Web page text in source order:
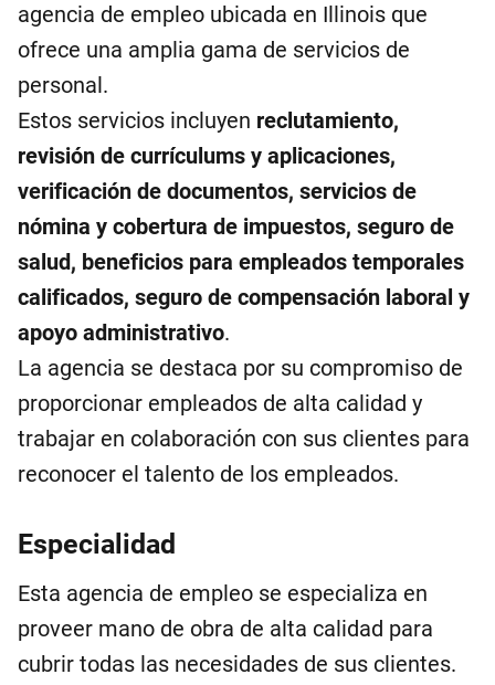
agencia de empleo ubicada en Illinois que
ofrece una amplia gama de servicios de
personal.
Estos servicios incluyen reclutamiento,
revisión de currículums y aplicaciones,
verificación de documentos, servicios de
nómina y cobertura de impuestos, seguro de
salud, beneficios para empleados temporales
calificados, seguro de compensación laboral y
apoyo administrativo.
La agencia se destaca por su compromiso de
proporcionar empleados de alta calidad y
trabajar en colaboración con sus clientes para
reconocer el talento de los empleados.
Especialidad
Esta agencia de empleo se especializa en
proveer mano de obra de alta calidad para
cubrir todas las necesidades de sus clientes.